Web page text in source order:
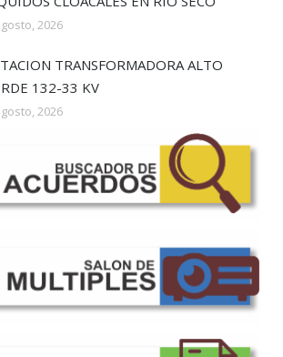
2026
TRANSFORMADORA ALTO
132-33 KV
2026